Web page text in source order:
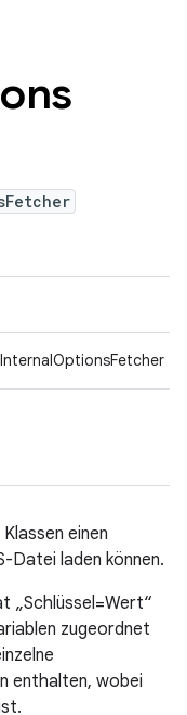
einen
Datei laden können.
„Schlüssel=Wert“
zugeordnet
enthalten, wobei